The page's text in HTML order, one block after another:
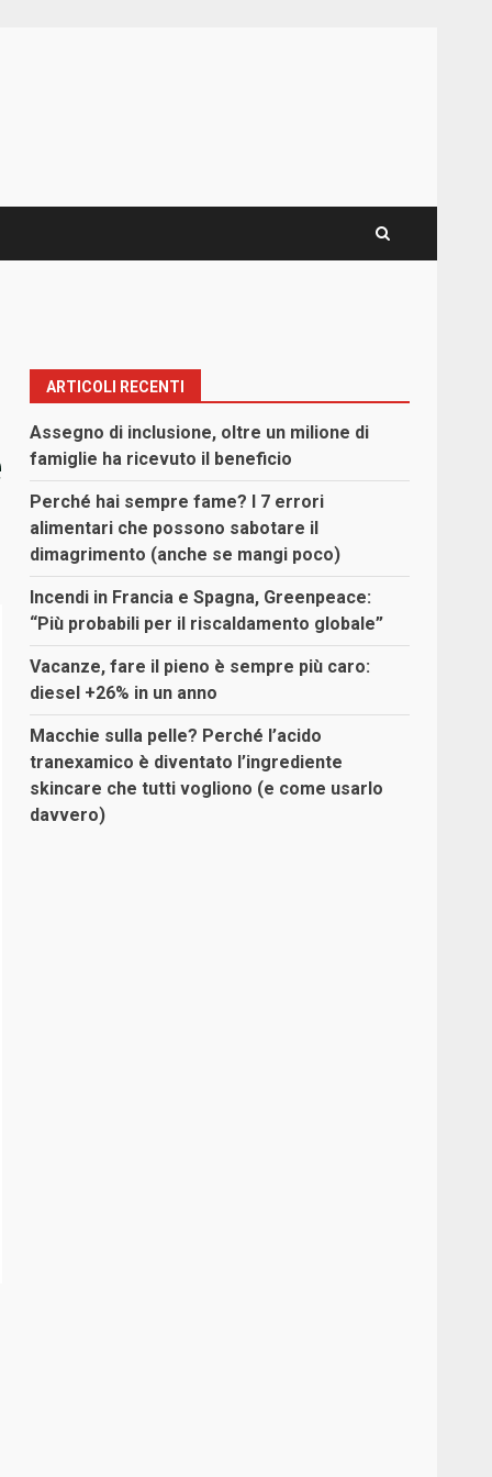
ARTICOLI RECENTI
Assegno di inclusione, oltre un milione di
famiglie ha ricevuto il beneficio
Perché hai sempre fame? I 7 errori
alimentari che possono sabotare il
dimagrimento (anche se mangi poco)
Incendi in Francia e Spagna, Greenpeace:
“Più probabili per il riscaldamento globale”
Vacanze, fare il pieno è sempre più caro:
diesel +26% in un anno
Macchie sulla pelle? Perché l’acido
tranexamico è diventato l’ingrediente
skincare che tutti vogliono (e come usarlo
davvero)